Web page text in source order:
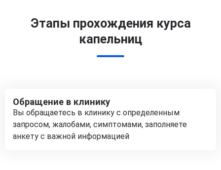
Этапы прохождения курса
капельниц
Обращение в клинику
Вы обращаетесь в клинику с определенным
запросом, жалобами, симптомами, заполняете
анкету с важной информацией